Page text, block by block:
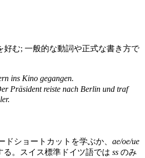
好む; 一般的な動詞や正式な書き方で
ins Kino gegangen.
Präsident reiste nach Berlin und traf
ドショートカットを学ぶか、 ae/oe/ue
る。スイス標準ドイツ語では ss のみ